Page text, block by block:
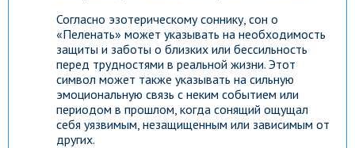
Согласно эзотерическому соннику, сон о
«Пеленать» может указывать на необходимость
защиты и заботы о близких или бессильность
перед трудностями в реальной жизни. Этот
символ может также указывать на сильную
эмоциональную связь с неким событием или
периодом в прошлом, когда сонящий ощущал
себя уязвимым, незащищенным или зависимым от
других.